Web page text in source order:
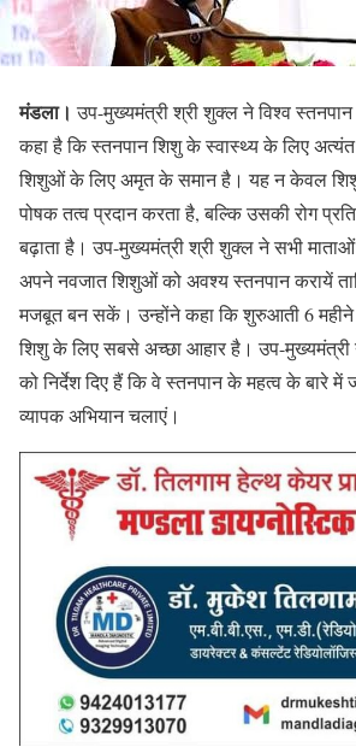
मंडला। उप-मुख्यमंत्री श्री शुक्ल ने विश्व
कहा है कि स्तनपान शिशु के स्वास्थ्य के लिए अत्यंत
शिशुओं के लिए अमृत के समान है। यह न केवल
पोषक तत्व प्रदान करता है, बल्कि उसकी रोग
बढ़ाता है। उप-मुख्यमंत्री श्री शुक्ल ने सभी
अपने नवजात शिशुओं को अवश्य स्तनपान करायें
मजबूत बन सकें। उन्होंने कहा कि शुरुआती 6
शिशु के लिए सबसे अच्छा आहार है। उप-मुख्यमंत्री ने
को निर्देश दिए हैं कि वे स्तनपान के महत्व के बारे
व्यापक अभियान चलाएं।